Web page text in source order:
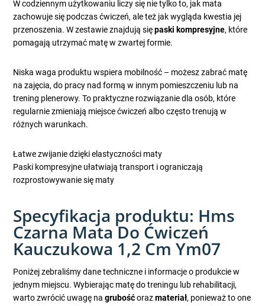
W codziennym użytkowaniu liczy się nie tylko to, jak mata
zachowuje się podczas ćwiczeń, ale też jak wygląda kwestia jej
przenoszenia. W zestawie znajdują siępaski kompresyjne, które
pomagają utrzymać matę w zwartej formie.
Niska waga produktu wspiera mobilność – możesz zabrać matę
na zajęcia, do pracy nad formą w innym pomieszczeniu lub na
trening plenerowy. To praktyczne rozwiązanie dla osób, które
regularnie zmieniają miejsce ćwiczeń albo często trenują w
różnych warunkach.
Łatwe zwijanie dzięki elastyczności maty
Paski kompresyjne ułatwiają transport i ograniczają
rozprostowywanie się maty
Specyfikacja produktu: Hms
Czarna Mata Do Ćwiczeń
Kauczukowa 1,2 Cm Ym07
Poniżej zebraliśmy dane techniczne i informacje o produkcie w
jednym miejscu. Wybierając matę do treningu lub rehabilitacji,
warto zwrócić uwagę nagrubośćorazmateriał, ponieważ to one